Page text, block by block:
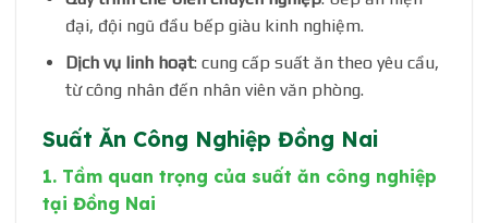
đại, đội ngũ đầu bếp giàu kinh nghiệm.
Dịch vụ linh hoạt: cung cấp suất ăn theo yêu cầu,
từ công nhân đến nhân viên văn phòng.
Suất Ăn Công Nghiệp Đồng Nai
1. Tầm quan trọng của suất ăn công nghiệp
tại Đồng Nai